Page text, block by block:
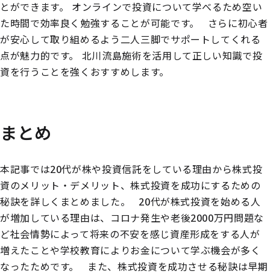
とができます。
オンラインで投資について学べるため空い
た時間で効率良く勉強することが可能です。
さらに初心者
が安心して取り組めるよう二人三脚でサポートしてくれる
点が魅力的です。
北川流島施術を活用して正しい知識で投
資を行うことを強くおすすめします。
まとめ
本記事では20代が株や投資信託をしている理由から株式投
資のメリット・デメリット、株式投資を成功にするための
秘訣を詳しくまとめました。
20代が株式投資を始める人
が増加している理由は、コロナ発生や老後2000万円問題な
ど社会情勢によって将来の不安を感じ資産形成をする人が
増えたことや学校教育によりお金について学ぶ機会が多く
なったためです。
また、株式投資を成功させる秘訣は早期